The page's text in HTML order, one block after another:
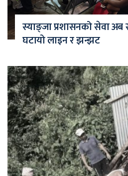
स्याङ्जा प्रशासनको सेवा अब
घटायो लाइन र झन्झट